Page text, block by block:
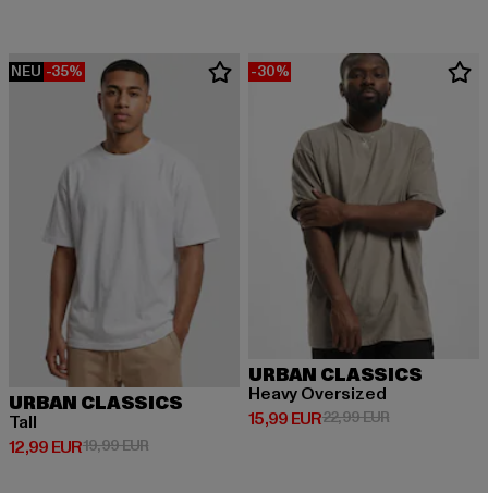
NEU -35%
URBAN CLASSICS
Tall
12,99 EUR
Derzeitiger Preis: 12,99 EUR
19,99 EURAktionspreis: 19,99 EUR
-30%
URBAN CLASSICS
Heavy Oversized
15,99 EUR
Derzeitiger Preis: 15,99 EUR
22,99 EURAktionspreis: